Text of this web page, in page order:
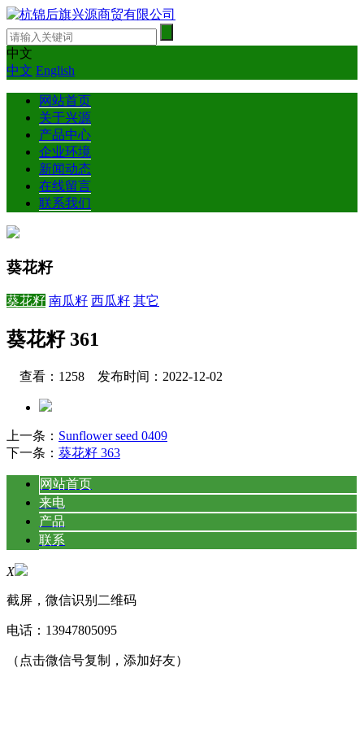
中文
中文 English
网站首页
关于兴源
产品中心
企业环境
新闻动态
在线留言
联系我们
葵花籽
葵花籽 南瓜籽 西瓜籽 其它
葵花籽 361
查看：1258 发布时间：2022-12-02
上一条： Sunflower seed 0409
下一条： 葵花籽 363
网站首页
来电
产品
联系
X
截屏，微信识别二维码
电话： 13947805095
（点击微信号复制，添加好友）